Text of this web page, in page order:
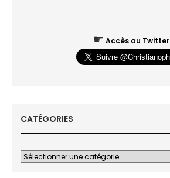
☛ Accès au Twitter
CATÉGORIES